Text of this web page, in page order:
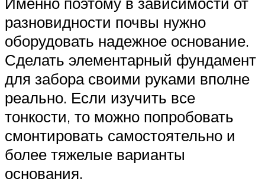
разновидности почвы нужно
оборудовать надежное основание.
Сделать элементарный фундамент
для забора своими руками вполне
реально. Если изучить все
тонкости, то можно попробовать
смонтировать самостоятельно и
более тяжелые варианты
основания.